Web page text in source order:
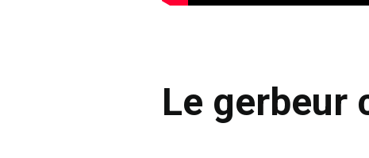
Le gerbeur